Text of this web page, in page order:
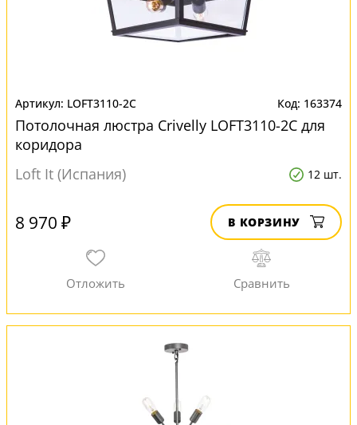
LOFT3110-2C 163374
Потолочная люстра Crivelly LOFT3110-2C для
коридора
Loft It (Испания)
12 шт.
8 970 ₽ В КОРЗИНУ